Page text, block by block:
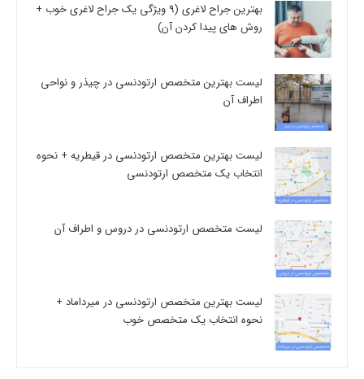
بهترین جراح لاغری (9 ویژگی یک جراح لاغری خوب +
روش های پیدا کردن آن)
لیست بهترین متخصص ارتودنسی در چیذر و نواحی
اطراف آن
لیست بهترین متخصص ارتودنسی در قیطریه + نحوه
انتخاب یک متخصص ارتودنسی
لیست متخصص ارتودنسی در دروس و اطراف آن
لیست بهترین متخصص ارتودنسی در میرداماد +
نحوه انتخاب یک متخصص خوب